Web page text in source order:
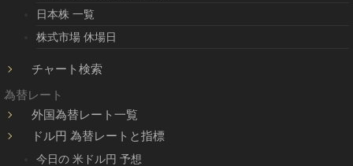
日本株 一覧
株式市場 休場日
チャート検索
為替レート
外国為替レート一覧
ドル円 為替レートと指標
今日の 米ドル円 予想